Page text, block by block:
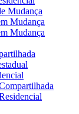
Mudança
Mudança
Mudança